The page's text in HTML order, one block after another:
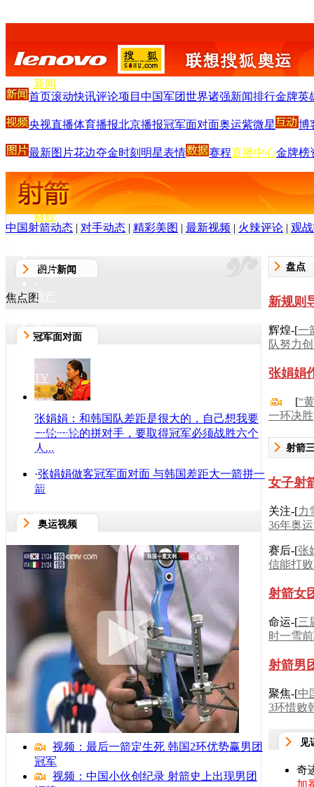
搜狐首页
新闻
-
-
-
-
V
-
财经
-
汽车
房产
-
-
TV
-
视频
-
ChinaRen
邮件
博客
-
首页滚动快讯评论项目 中国军团世界诸强新闻排行金牌英
央视直播体育播报北京播报冠军面对面奥运紫微星 博
最新图片花边夺金时刻 明星表情 赛程直播中心金牌榜
中国射箭动态 | 对手动态 | 精彩美图 | 最新视频 | 火辣评论 | 观
图片新闻
焦点图
冠军面对面
张娟娟：和韩国队差距是很大的，自己想我要
一轮一轮的拼对手，要取得冠军必须战胜六个
人...
·张娟娟做客冠军面对面 与韩国差距大一箭拼一
箭
奥运视频
视频：最后一箭定生死 韩国2环优势赢男团
冠军
视频：中国小伙创纪录 射箭史上出现男团
盘点
新规则
辉煌-[一
队努力
张娟娟
[“
一环决胜
射箭
女子射
关注-[力
36年奥
赛后-[张
信能打
射箭女
命运-[三
时一雪
射箭男
聚焦-[中
3环惜败
见
奇